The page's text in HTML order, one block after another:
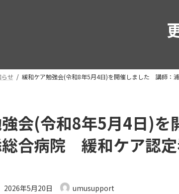
らせ 緩和ケア勉強会(令和8年5月4日)を開催しました 講師
会(令和8年5月4日)
総合病院 緩和ケア認
最
2026年5月20日 umusupport